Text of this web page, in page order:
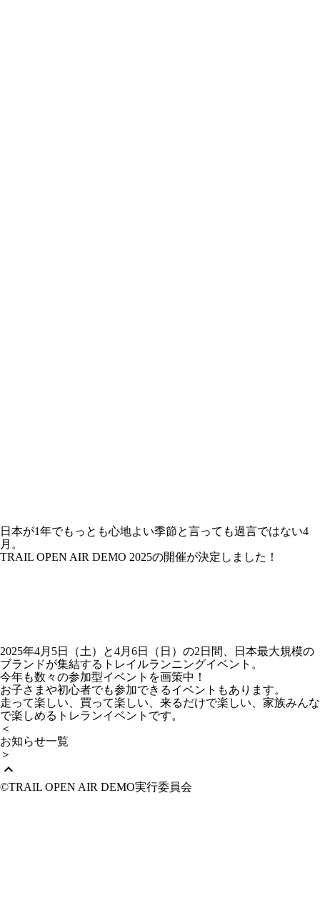
日本が1年でもっとも心地よい季節と言っても過言ではない4
月。
TRAIL OPEN AIR DEMO 2025の開催が決定しました！
2025年4月5日（土）と4月6日（日）の2日間、日本最大規模の
ブランドが集結するトレイルランニングイベント。
今年も数々の参加型イベントを画策中！
お子さまや初心者でも参加できるイベントもあります。
走って楽しい、買って楽しい、来るだけで楽しい、家族みんな
で楽しめるトレランイベントです。
＜
お知らせ一覧
＞
expand_less
©︎TRAIL OPEN AIR DEMO実行委員会